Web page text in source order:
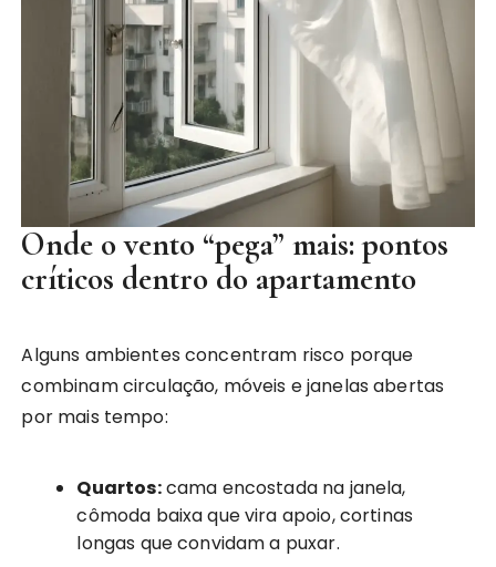
Onde o vento “pega” mais: pontos
críticos dentro do apartamento
Alguns ambientes concentram risco porque
combinam circulação, móveis e janelas abertas
por mais tempo:
Quartos:cama encostada na janela,
cômoda baixa que vira apoio, cortinas
longas que convidam a puxar.